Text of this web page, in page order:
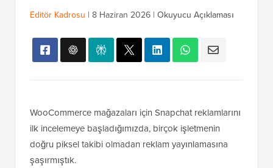
Editör Kadrosu | 8 Haziran 2026 | Okuyucu Açıklaması
WooCommerce mağazaları için Snapchat reklamlarını
ilk incelemeye başladığımızda, birçok işletmenin
doğru piksel takibi olmadan reklam yayınlamasına
şaşırmıştık.